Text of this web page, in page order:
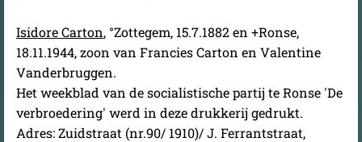
Isidore Carton, °Zottegem, 15.7.1882 en +Ronse,
18.11.1944, zoon van Francies Carton en Valentine
Vanderbruggen.
Het weekblad van de socialistische partij te Ronse 'De
verbroedering' werd in deze drukkerij gedrukt.
Adres: Zuidstraat (nr.90/ 1910)/ J. Ferrantstraat,